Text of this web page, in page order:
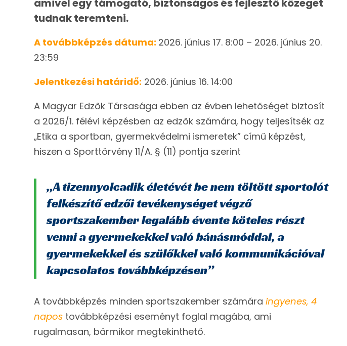
amivel egy támogató, biztonságos és fejlesztő közeget
tudnak teremteni.
A továbbképzés dátuma: 2026. június 17. 8:00 – 2026. június 20.
23:59
Jelentkezési határidő: 2026. június 16. 14:00
A Magyar Edzők Társasága ebben az évben lehetőséget biztosít
a 2026/1. félévi képzésben az edzők számára, hogy teljesítsék az
„Etika a sportban, gyermekvédelmi ismeretek” című képzést,
hiszen a Sporttörvény 11/A. § (11) pontja szerint
„A tizennyolcadik életévét be nem töltött sportolót
felkészítő edzői tevékenységet végző
sportszakember legalább évente köteles részt
venni a gyermekekkel való bánásmóddal, a
gyermekekkel és szülőkkel való kommunikációval
kapcsolatos továbbképzésen”
A továbbképzés minden sportszakember számára ingyenes, 4
napos továbbképzési eseményt foglal magába, ami
rugalmasan, bármikor megtekinthető.